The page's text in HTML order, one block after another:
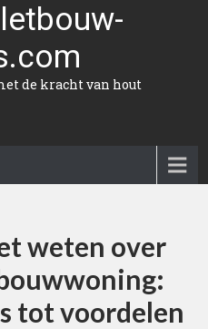
de kracht van hout
weten over
tot voordelen